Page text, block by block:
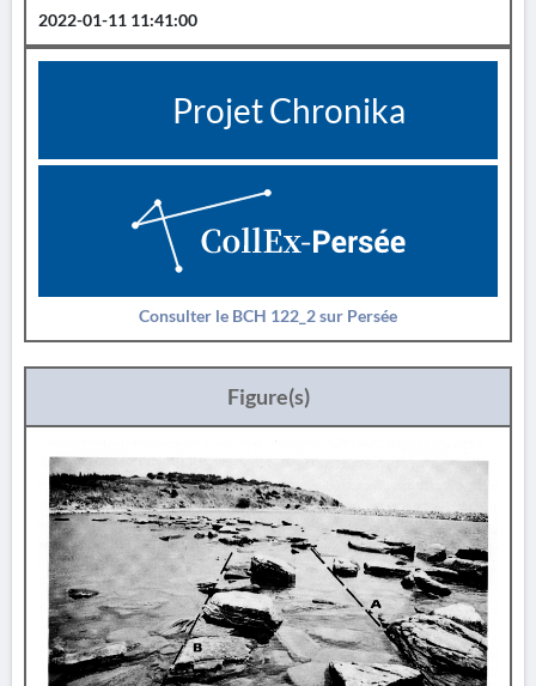
2022-01-11 11:41:00
Projet Chronika
Consulter le BCH 122_2 sur Persée
Figure(s)